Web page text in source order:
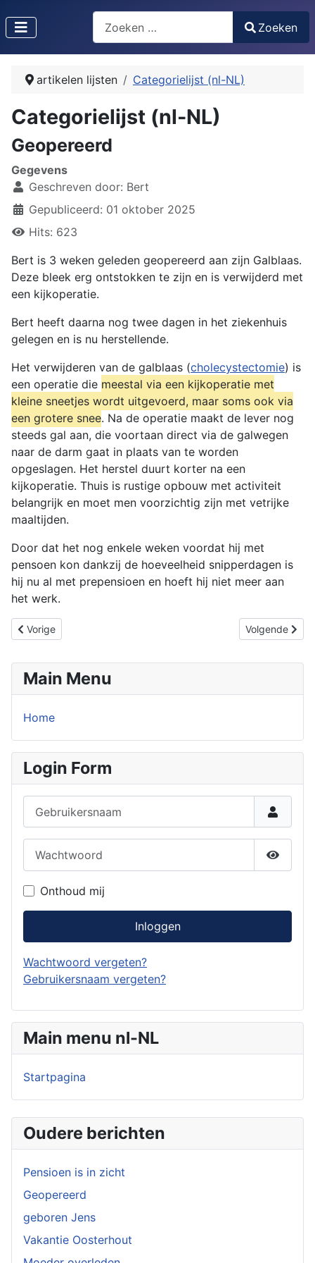
Type 2 or more characters for results.
Zoeken
artikelen lijsten Categorielijst (nl-NL)
Categorielijst (nl-NL)
Geopereerd
Gegevens
Geschreven door: Bert
Gepubliceerd: 01 oktober 2025
Hits: 623
Bert is 3 weken geleden geopereerd aan zijn Galblaas.
Deze bleek erg ontstokken te zijn en is verwijderd met
een kijkoperatie.
Bert heeft daarna nog twee dagen in het ziekenhuis
gelegen en is nu herstellende.
Het verwijderen van de galblaas (cholecystectomie) is
een operatie die meestal via een kijkoperatie met
kleine sneetjes wordt uitgevoerd, maar soms ook via
een grotere snee. Na de operatie maakt de lever nog
steeds gal aan, die voortaan direct via de galwegen
naar de darm gaat in plaats van te worden
opgeslagen. Het herstel duurt korter na een
kijkoperatie. Thuis is rustige opbouw met activiteit
belangrijk en moet men voorzichtig zijn met vetrijke
maaltijden.
Door dat het nog enkele weken voordat hij met
pensoen kon dankzij de hoeveelheid snipperdagen is
hij nu al met prepensioen en hoeft hij niet meer aan
het werk.
Vorig artikel: Pensioen is in zicht
Vorige Volgende
Volgende
Main Menu
Home
Login Form
Toon
Onthoud mij
Inloggen
Wachtwoord vergeten?
Gebruikersnaam vergeten?
Main menu nl-NL
Startpagina
Oudere berichten
Pensioen is in zicht
Geopereerd
geboren Jens
Vakantie Oosterhout